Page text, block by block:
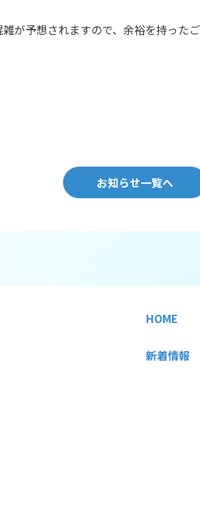
が予想されますので、余裕を持った
お知らせ一覧へ
HOME
新着情報